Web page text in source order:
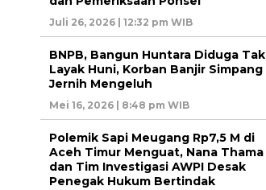
Juli 26, 2026 | 12:32 pm WIB
BNPB, Bangun Huntara Diduga Tak
Layak Huni, Korban Banjir Simpang
Jernih Mengeluh
Mei 16, 2026 | 8:48 pm WIB
Polemik Sapi Meugang Rp7,5 M di
Aceh Timur Menguat, Nana Thama
dan Tim Investigasi AWPI Desak
Penegak Hukum Bertindak